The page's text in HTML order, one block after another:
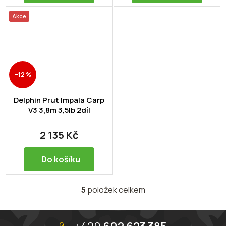
Akce
–12 %
Delphin Prut Impala Carp
V3 3,8m 3,5lb 2díl
2 135 Kč
Do košíku
O
l
á
5 položek celkem